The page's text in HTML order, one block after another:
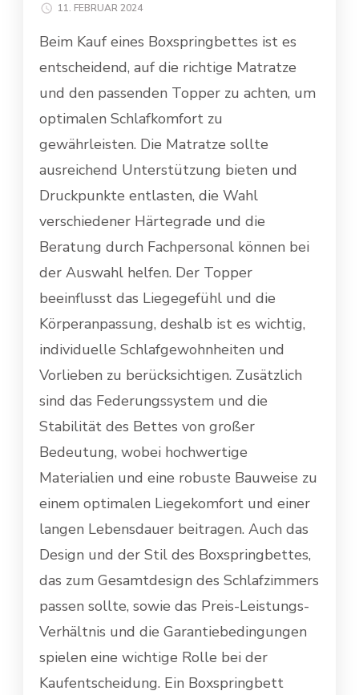
11. FEBRUAR 2024
Beim Kauf eines Boxspringbettes ist es
entscheidend, auf die richtige Matratze
und den passenden Topper zu achten, um
optimalen Schlafkomfort zu
gewährleisten. Die Matratze sollte
ausreichend Unterstützung bieten und
Druckpunkte entlasten, die Wahl
verschiedener Härtegrade und die
Beratung durch Fachpersonal können bei
der Auswahl helfen. Der Topper
beeinflusst das Liegegefühl und die
Körperanpassung, deshalb ist es wichtig,
individuelle Schlafgewohnheiten und
Vorlieben zu berücksichtigen. Zusätzlich
sind das Federungssystem und die
Stabilität des Bettes von großer
Bedeutung, wobei hochwertige
Materialien und eine robuste Bauweise zu
einem optimalen Liegekomfort und einer
langen Lebensdauer beitragen. Auch das
Design und der Stil des Boxspringbettes,
das zum Gesamtdesign des Schlafzimmers
passen sollte, sowie das Preis-Leistungs-
Verhältnis und die Garantiebedingungen
spielen eine wichtige Rolle bei der
Kaufentscheidung. Ein Boxspringbett